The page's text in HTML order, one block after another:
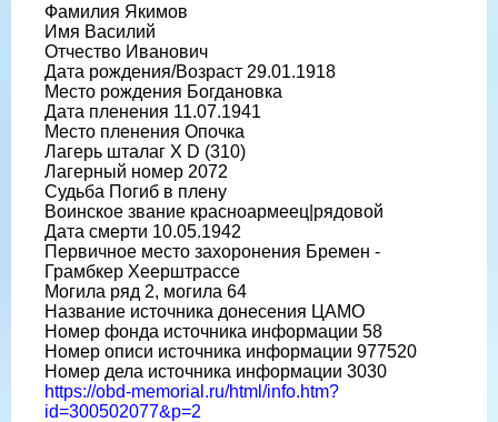
Фамилия Якимов
Имя Василий
Отчество Иванович
Дата рождения/Возраст 29.01.1918
Место рождения Богдановка
Дата пленения 11.07.1941
Место пленения Опочка
Лагерь шталаг X D (310)
Лагерный номер 2072
Судьба Погиб в плену
Воинское звание красноармеец|рядовой
Дата смерти 10.05.1942
Первичное место захоронения Бремен -
Грамбкер Хеерштрассе
Могила ряд 2, могила 64
Название источника донесения ЦАМО
Номер фонда источника информации 58
Номер описи источника информации 977520
Номер дела источника информации 3030
https://obd-memorial.ru/html/info.htm?
id=300502077&p=2